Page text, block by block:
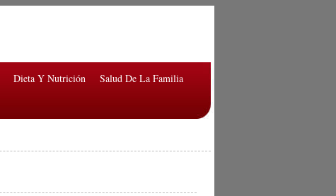
Dieta Y Nutrición
Salud De La Familia